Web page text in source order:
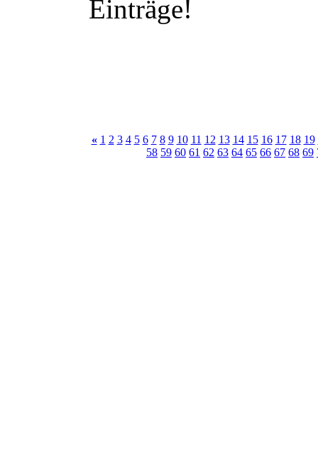
Einträge!
« 1 2 3 4 5 6 7 8 9 10 11 12 13 14 15 16 17 18 19
58 59 60 61 62 63 64 65 66 67 68 69